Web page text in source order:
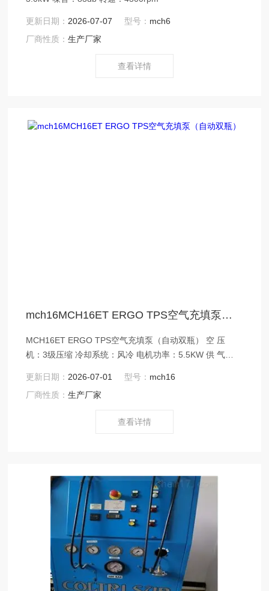
更新日期： 2026-07-07 型号： mch6
厂商性质：生产厂家
查看详情
mch16MCH16ET ERGO TPS空气充填泵（自动双瓶）
MCH16ET ERGO TPS空气充填泵（自动双瓶） 空 压
机：3级压缩 冷却系统：风冷 电机功率：5.5KW 供 气
更新日期： 2026-07-01 型号： mch16
厂商性质：生产厂家
查看详情